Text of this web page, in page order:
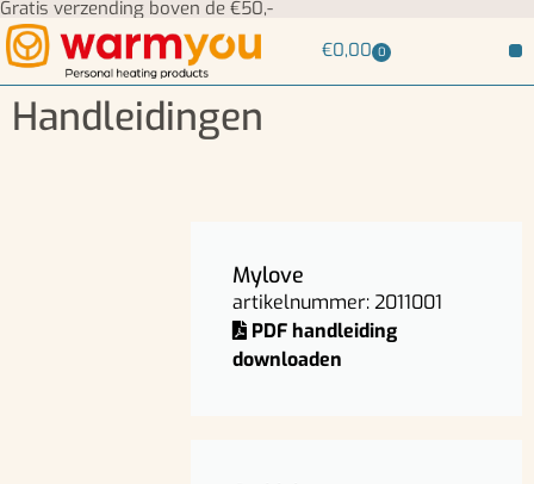
Gratis verzending boven de €50,-
€0,00 0
Handleidingen
Mylove
artikelnummer: 2011001
PDF handleiding
downloaden